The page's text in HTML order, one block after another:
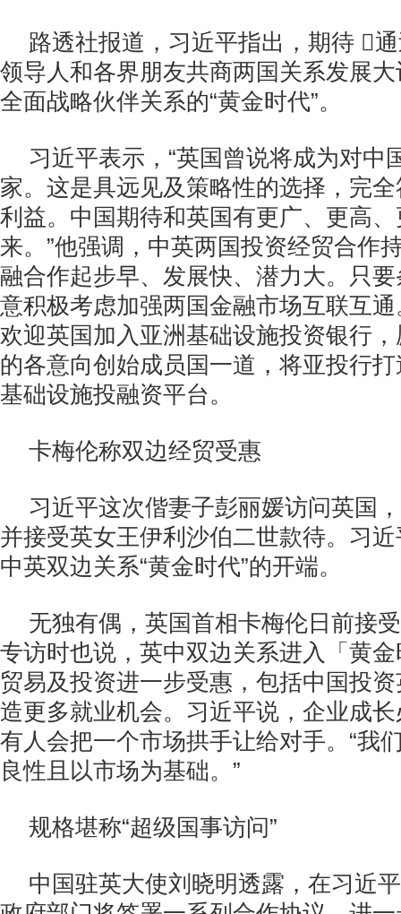
路透社报道，习近平指出，期待 
领导人和各界朋友共商两国关系发展
全面战略伙伴关系的“黄金时代”。
习近平表示，“英国曾说将成为对中
家。这是具远见及策略性的选择，完
利益。中国期待和英国有更广、更高
来。”他强调，中英两国投资经贸合作
融合作起步早、发展快、潜力大。只
意积极考虑加强两国金融市场互联互
欢迎英国加入亚洲基础设施投资银行
的各意向创始成员国一道，将亚投行
基础设施投融资平台。
卡梅伦称双边经贸受惠
习近平这次偕妻子彭丽媛访问英国
并接受英女王伊利沙伯二世款待。习
中英双边关系“黄金时代”的开端。
无独有偶，英国首相卡梅伦日前接
专访时也说，英中双边关系进入「黄
贸易及投资进一步受惠，包括中国投
造更多就业机会。习近平说，企业成
有人会把一个市场拱手让给对手。“我
良性且以市场为基础。”
规格堪称“超级国事访问”
中国驻英大使刘晓明透露，在习近